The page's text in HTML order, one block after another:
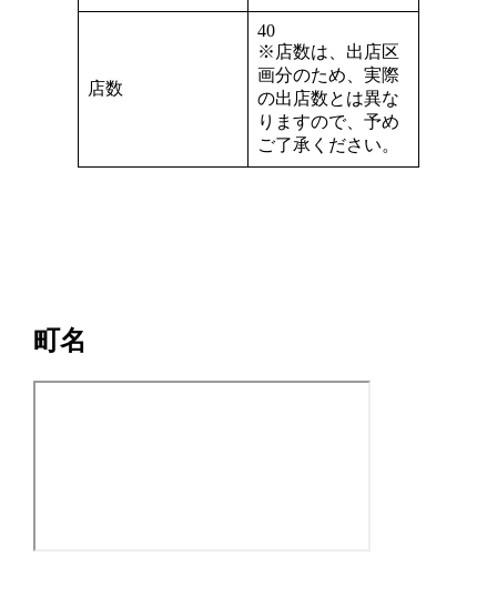
店数
40
※店数は、出店区
画分のため、実際
の出店数とは異な
りますので、予め
ご了承ください。
町名